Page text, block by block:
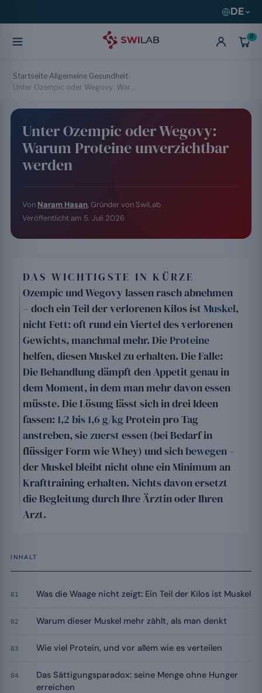
DE
0
Startseite Allgemeine Gesundheit
Unter Ozempic oder Wegovy: Warum Proteine unverzichtbar werden
Unter Ozempic oder Wegovy:
Warum Proteine unverzichtbar
werden
Von Naram Hasan, Gründer von SwiLab
Veröffentlicht am 5. Juli 2026
DAS WICHTIGSTE IN KÜRZE
Ozempic und Wegovy lassen rasch abnehmen
– doch ein Teil der verlorenen Kilos ist Muskel,
nicht Fett: oft rund ein Viertel des verlorenen
Gewichts, manchmal mehr. Die Proteine
helfen, diesen Muskel zu erhalten. Die Falle:
Die Behandlung dämpft den Appetit genau in
dem Moment, in dem man mehr davon essen
müsste. Die Lösung lässt sich in drei Ideen
fassen: 1,2 bis 1,6 g/kg Protein pro Tag
anstreben, siezuerst essen (bei Bedarf in
flüssiger Form wie Whey) und sich bewegen –
der Muskel bleibt nicht ohne ein Minimum an
Krafttraining erhalten. Nichts davon ersetzt
die Begleitung durch Ihre Ärztin oder Ihren
Arzt.
INHALT
01 Was die Waage nicht zeigt: Ein Teil der Kilos ist Muskel
02 Warum dieser Muskel mehr zählt, als man denkt
03 Wie viel Protein, und vor allem wie es verteilen
04
Das Sättigungsparadox: seine Menge ohne Hunger
erreichen